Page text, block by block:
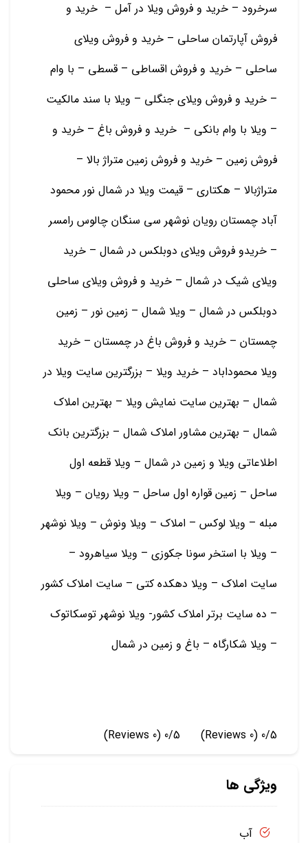
سرخرود – خرید و فروش ویلا در آمل – خرید و
فروش آپارتمان ساحلی – خرید و فروش ویلای
ساحلی – خرید و فروش اقساطی – قسطی – با وام
– خرید و فروش ویلای جنگلی – ویلا با سند مالکیت
– ویلا با وام بانکی – خرید و فروش باغ – خرید و
فروش زمین – خرید و فروش زمین متراژ بالا –
متراژبالا – هکتاری – قیمت ویلا در شمال نور محمود
آباد چمستان رویان نوشهر سی سنگان چالوس رامسر
– خریدو فروش ویلای دوبلکس در شمال – خرید
ویلای شیک در شمال – خرید و فروش ویلای ساحلی
دوبلکس در شمال – ویلا شمال – زمین نور – زمین
چمستان – خرید و فروش باغ در چمستان – خرید
ویلا محموداباد – خرید ویلا – بزرگترین سایت ویلا در
شمال – بهترین سایت نمایش ویلا – بهترین املاک
شمال – بهترین مشاور املاک شمال – بزرگترین بانک
اطلاعاتی ویلا و زمین در شمال – ویلا قطعه اول
ساحل – زمین قواره اول ساحل – ویلا رویان – ویلا
مبله – ویلا لوکس – املاک – ویلا ونوش – ویلا نوشهر
– ویلا با استخر سونا جکوزی – ویلا سیاهرود –
سایت املاک – ویلا دهکده کتی – سایت املاک کشور
– ده سایت برتر املاک کشور- ویلا نوشهر توسکاتوک
– ویلا شکارگاه – باغ و زمين در شمال
0/5
(0 Reviews)
0/5
(0 Reviews)
ویژگی ها
آب